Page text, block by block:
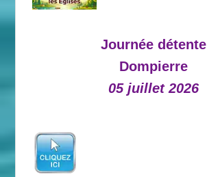
Journée détente
Dompierre
05 juillet 2026